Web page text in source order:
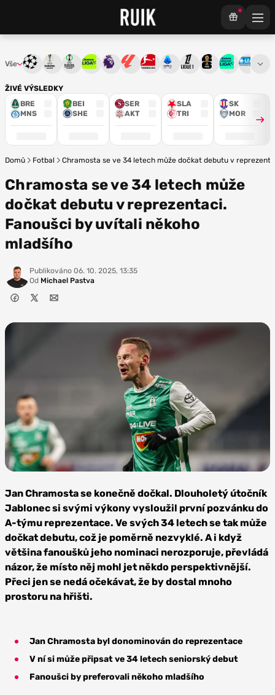
ŽIVÉ VÝSLEDKY
BRE
MNS
BEI
SHE
SER
AKT
SLA
TRI
SK
MOR
Vše Liga mistrůEvropská liga
Konferenční liga
Chance ligaPremier League
La LigaBundesliga
Serie ALigue 1Mistrovství světa
Chance3. ČFL
Domů Fotbal Chramosta se ve 34 letech může dočkat debutu v
Chramosta se ve 34 letech může
dočkat debutu v reprezentaci.
Fanoušci by uvítali někoho
mladšího
Publikováno 06. 10. 2025, 13:35
Od Michael Pastva
Jablonec
Jan Chramosta se konečně dočkal. Dlouholetý útočník
Jablonec si svými výkony vysloužil první pozvánku do
A-týmu reprezentace. Ve svých 34 letech se tak může
dočkat debutu, což je poměrně nezvyklé. A i když
většina fanoušků jeho nominaci nerozporuje, převládá
názor, že místo něj mohl jet někdo perspektivnější.
Přeci jen se nedá očekávat, že by dostal mnoho
prostoru na hřišti.
Jan Chramosta byl donominován do reprezentace
V ní si může připsat ve 34 letech seniorský debut
Fanoušci by preferovali někoho mladšího